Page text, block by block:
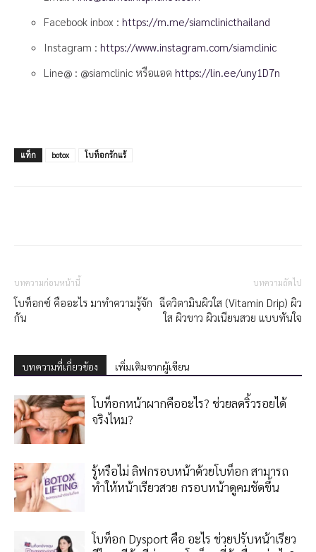
Facebook inbox : https://m.me/siamclinicthailand
Instagram : https://www.instagram.com/siamclinic
Line@ : @siamclinic หรือแอด https://lin.ee/uny1D7n
แท็ก botox โบท็อกรักแร้
บทความก่อนหน้านี้
โบท็อกซ์ คืออะไร มาทำความรู้จัก
กัน
บทความถัดไป
ฉีดวิตามินผิวใส (Vitamin Drip) ผิว
ใส ผิวขาว ผิวเนียนสวย แบบทันใจ
บทความที่เกี่ยวข้อง เพิ่มเติมจากผู้เขียน
โบท็อกหน้าผากคืออะไร? ช่วยลดริ้วรอยได้
จริงไหม?
รู้หรือไม่ ลิฟกรอบหน้าด้วยโบท็อก สามารถ
ทำให้หน้าเรียวสวย กรอบหน้าดูคมชัดขึ้น
โบท็อก Dysport คือ อะไร ช่วยปรับหน้าเรียว